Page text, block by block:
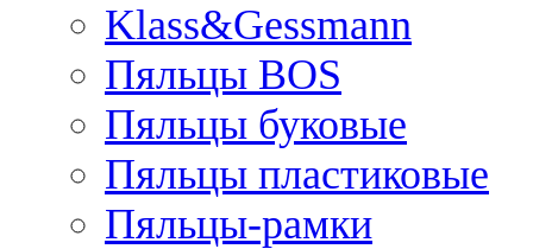
Klass&Gessmann
Пяльцы BOS
Пяльцы буковые
Пяльцы пластиковые
Пяльцы-рамки